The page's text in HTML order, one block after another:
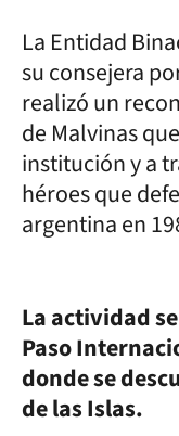
La Entidad
su consejera
realizó un
de Malvinas
institución y a
héroes que
argentina en
La actividad
Paso
donde se
de las Islas.